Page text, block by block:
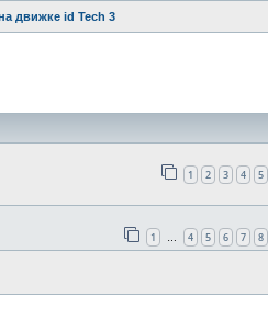
движке id Tech 3
1 2 3 4 5
1 … 4 5 6 7 8